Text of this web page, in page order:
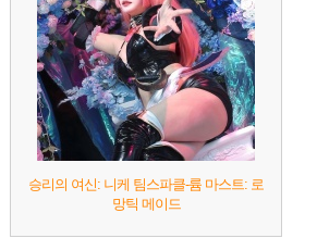
승리의 여신: 니케 팀스파클-륨 마스트: 로
망틱 메이드